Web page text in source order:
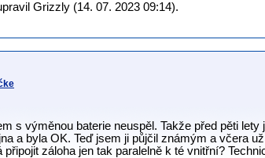
Grizzly (14. 07. 2023 09:14).
s výměnou baterie neuspěl. Takže před pěti
a byla OK. Teď jsem ji půjčil známým a včera
připojit záloha jen tak paralelně k té vnitřní?